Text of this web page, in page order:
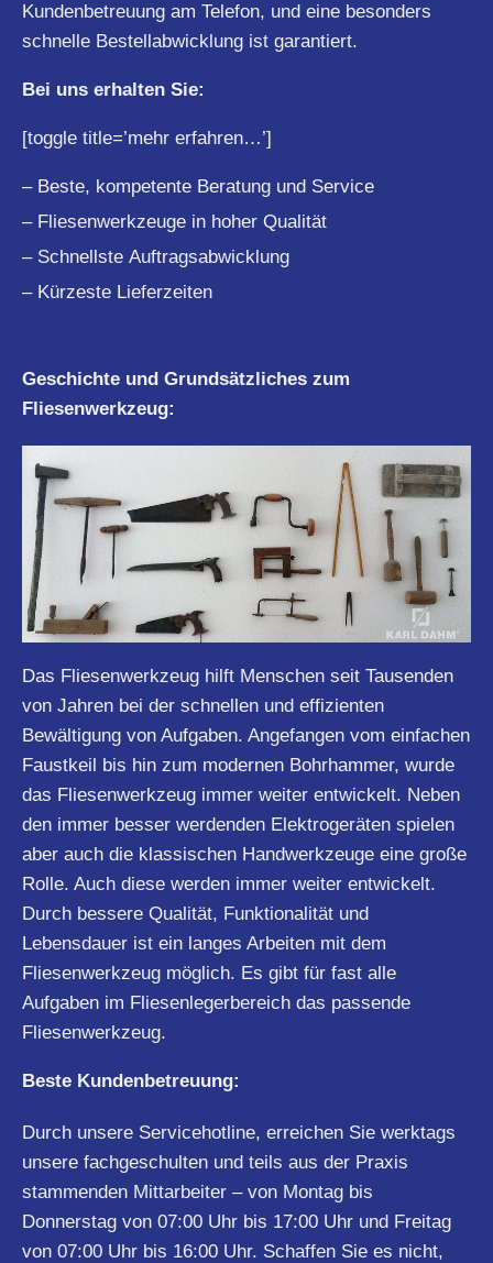
Kundenbetreuung am Telefon, und eine besonders
schnelle Bestellabwicklung ist garantiert.
Bei uns erhalten Sie:
[toggle title=’mehr erfahren…’]
– Beste, kompetente Beratung und Service
– Fliesenwerkzeuge in hoher Qualität
– Schnellste Auftragsabwicklung
– Kürzeste Lieferzeiten
Geschichte und Grundsätzliches zum
Fliesenwerkzeug:
Das Fliesenwerkzeug hilft Menschen seit Tausenden
von Jahren bei der schnellen und effizienten
Bewältigung von Aufgaben. Angefangen vom einfachen
Faustkeil bis hin zum modernen Bohrhammer, wurde
das Fliesenwerkzeug immer weiter entwickelt. Neben
den immer besser werdenden Elektrogeräten spielen
aber auch die klassischen Handwerkzeuge eine große
Rolle. Auch diese werden immer weiter entwickelt.
Durch bessere Qualität, Funktionalität und
Lebensdauer ist ein langes Arbeiten mit dem
Fliesenwerkzeug möglich. Es gibt für fast alle
Aufgaben im Fliesenlegerbereich das passende
Fliesenwerkzeug.
Beste Kundenbetreuung:
Durch unsere Servicehotline, erreichen Sie werktags
unsere fachgeschulten und teils aus der Praxis
stammenden Mittarbeiter – von Montag bis
Donnerstag von 07:00 Uhr bis 17:00 Uhr und Freitag
von 07:00 Uhr bis 16:00 Uhr. Schaffen Sie es nicht,